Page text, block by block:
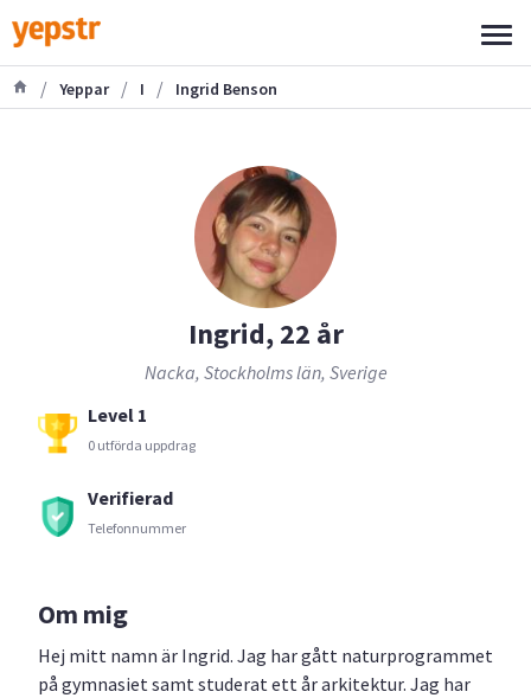
/ Yeppar / I / Ingrid Benson
Ingrid, 22 år
Nacka, Stockholms län, Sverige
Level 1
0 utförda uppdrag
Verifierad
Telefonnummer
Om mig
Hej mitt namn är Ingrid. Jag har gått naturprogrammet
på gymnasiet samt studerat ett år arkitektur. Jag har